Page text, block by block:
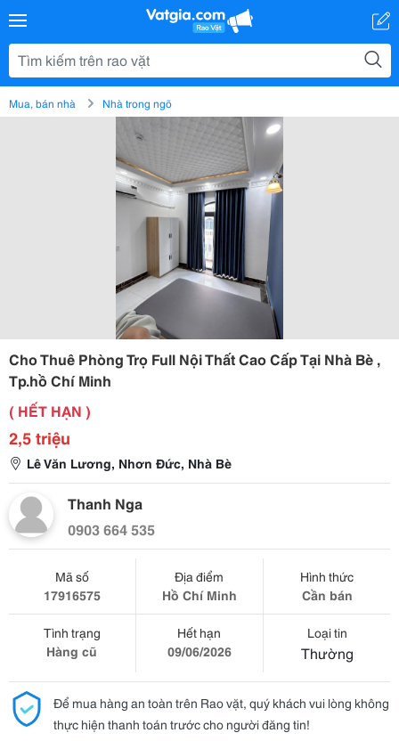
Mua, bán nhà Nhà trong ngõ
Cho Thuê Phòng Trọ Full Nội Thất Cao Cấp Tại Nhà Bè ,
Tp.hồ Chí Minh
( HẾT HẠN )
2,5 triệu
Lê Văn Lương, Nhơn Đức, Nhà Bè
Thanh Nga
0903 664 535
Mã số
17916575
Địa điểm
Hồ Chí Minh
Hình thức
Cần bán
Tình trạng
Hàng cũ
Hết hạn
09/06/2026
Loại tin
Thường
Để mua hàng an toàn trên Rao vặt, quý khách vui lòng không
thực hiện thanh toán trước cho người đăng tin!